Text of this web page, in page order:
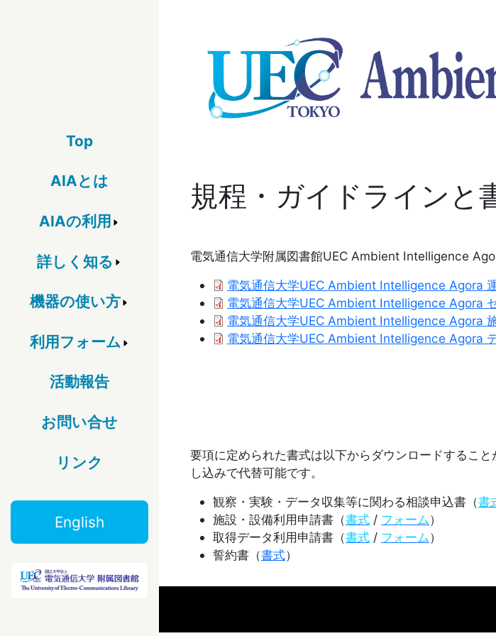
Top
AIAとは
AIAの利用
詳しく知る
機器の使い方
利用フォーム
活動報告
お問い合せ
リンク
English
規程・ガイドラインと
電気通信大学附属図書館UEC Ambient Intelligence
Document
電気通信大学UEC Ambient Intelligence Agora
Document
電気通信大学UEC Ambient Intelligence Agora
Document
電気通信大学UEC Ambient Intelligence Agora
Document
電気通信大学UEC Ambient Intelligence Agora
要項に定められた書式は以下からダウンロードするこ
し込みで代替可能です。
観察・実験・データ収集等に関わる相談申込書（書
施設・設備利用申請書（書式 / フォーム）
取得データ利用申請書（書式 / フォーム）
誓約書（書式）